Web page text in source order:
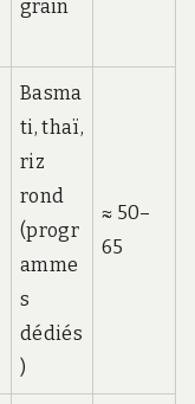
grain
Basma
ti, thaï,
riz
rond
(progr
amme
s
dédiés
)
≈ 50–
65